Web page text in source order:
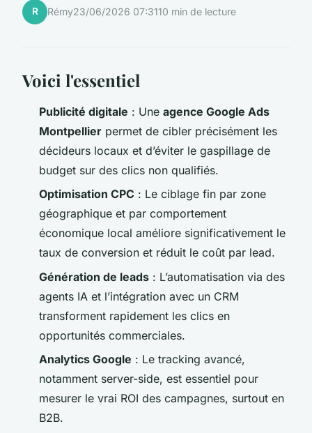
R Rémy23/06/2026 07:3110 min de lecture
Voici l'essentiel
Publicité digitale : Une agence Google Ads
Montpellier permet de cibler précisément les
décideurs locaux et d’éviter le gaspillage de
budget sur des clics non qualifiés.
Optimisation CPC : Le ciblage fin par zone
géographique et par comportement
économique local améliore significativement le
taux de conversion et réduit le coût par lead.
Génération de leads : L’automatisation via des
agents IA et l’intégration avec un CRM
transforment rapidement les clics en
opportunités commerciales.
Analytics Google : Le tracking avancé,
notamment server-side, est essentiel pour
mesurer le vrai ROI des campagnes, surtout en
B2B.